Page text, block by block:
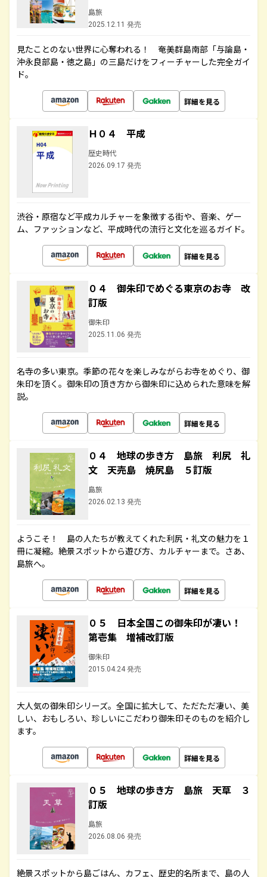
島旅
2025.12.11 発売
見たことのない世界に心奪われる！ 奄美群島南部「与論島・
沖永良部島・徳之島」の三島だけをフィーチャーした完全ガイ
ド。
詳細を見る
Ｈ０４ 平成
歴史時代
2026.09.17 発売
渋谷・原宿など平成カルチャーを象徴する街や、音楽、ゲー
ム、ファッションなど、平成時代の流行と文化を巡るガイド。
詳細を見る
０４ 御朱印でめぐる東京のお寺 改
訂版
御朱印
2025.11.06 発売
名寺の多い東京。季節の花々を楽しみながらお寺をめぐり、御
朱印を頂く。御朱印の頂き方から御朱印に込められた意味を解
説。
詳細を見る
０４ 地球の歩き方 島旅 利尻 礼
文 天売島 焼尻島 ５訂版
島旅
2026.02.13 発売
ようこそ！ 島の人たちが教えてくれた利尻・礼文の魅力を１
冊に凝縮。絶景スポットから遊び方、カルチャーまで。さあ、
島旅へ。
詳細を見る
０５ 日本全国この御朱印が凄い！
第壱集 増補改訂版
御朱印
2015.04.24 発売
大人気の御朱印シリーズ。全国に拡大して、ただただ凄い、美
しい、おもしろい、珍しいにこだわり御朱印そのものを紹介し
ます。
詳細を見る
０５ 地球の歩き方 島旅 天草 ３
訂版
島旅
2026.08.06 発売
絶景スポットから島ごはん、カフェ、歴史的名所まで、島の人